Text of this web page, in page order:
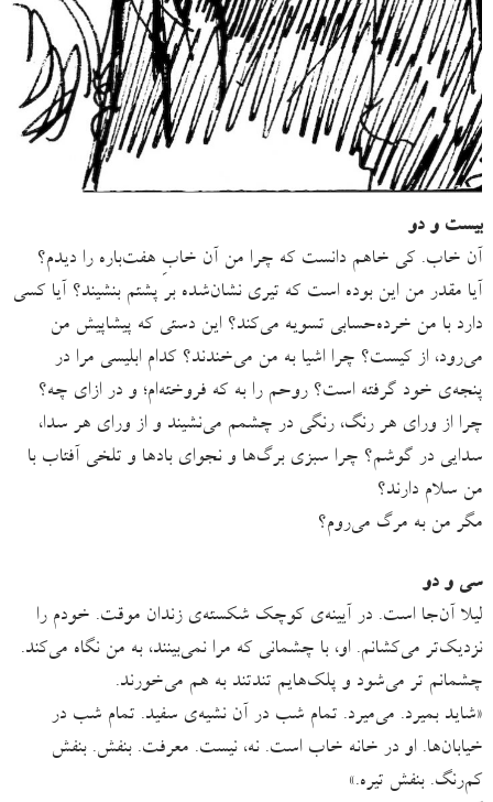
بیست ‌و دو
آن خاب. کی خاهم دانست که چرا من آن خابِ هفت‌باره را دیدم؟
آیا مقدر من این بوده است که تیری نشان‌شده بر پشتم بنشیند؟ آیا کسی
دارد با من خرده‌حسابی تسویه می‌کند؟ این دستی که پیشاپیش من
می‌رود، از کیست؟ چرا اشیا به من می‌خندند؟ کدام ابلیسی مرا در
پنجه‌ی خود گرفته است؟ روحم را به که فروخته‌ام؛ و در ازای چه؟
چرا از ورای هر رنگ، رنگی در چشمم می‌نشیند و از ورای هر سدا،
سدایی در گوشم؟ چرا سبزی برگ‌ها و نجوای بادها و تلخی آفتاب با
من سلام دارند؟
مگر من به مرگ می‌روم؟
سی ‌و دو
لیلا آن‌جا است. در آیینه‌ی کوچک شکسته‌ی زندان موقت. خودم را
نزدیک‌تر می‌کشانم. او، با چشمانی که مرا نمی‌بینند، به من نگاه می‌کند.
چشمانم تر می‌شود و پلک‌هایم تندتند به هم می‌خورند.
«شاید بمیرد. می‌میرد. تمام شب در آن نشیه‌ی سفید. تمام شب در
خیابان‌ها. او در خانه خاب است. نه، نیست. معرفت. بنفش. بنفش
کم‌رنگ. بنفش تیره.»